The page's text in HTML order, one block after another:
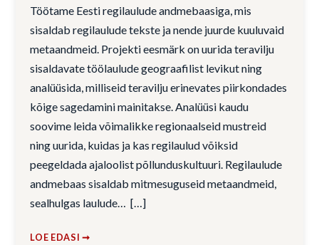
Töötame Eesti regilaulude andmebaasiga, mis
sisaldab regilaulude tekste ja nende juurde kuuluvaid
metaandmeid. Projekti eesmärk on uurida teravilju
sisaldavate töölaulude geograafilist levikut ning
analüüsida, milliseid teravilju erinevates piirkondades
kõige sagedamini mainitakse. Analüüsi kaudu
soovime leida võimalikke regionaalseid mustreid
ning uurida, kuidas ja kas regilaulud võiksid
peegeldada ajaloolist põllunduskultuuri. Regilaulude
andmebaas sisaldab mitmesuguseid metaandmeid,
sealhulgas laulude…
LOE EDASI ➞